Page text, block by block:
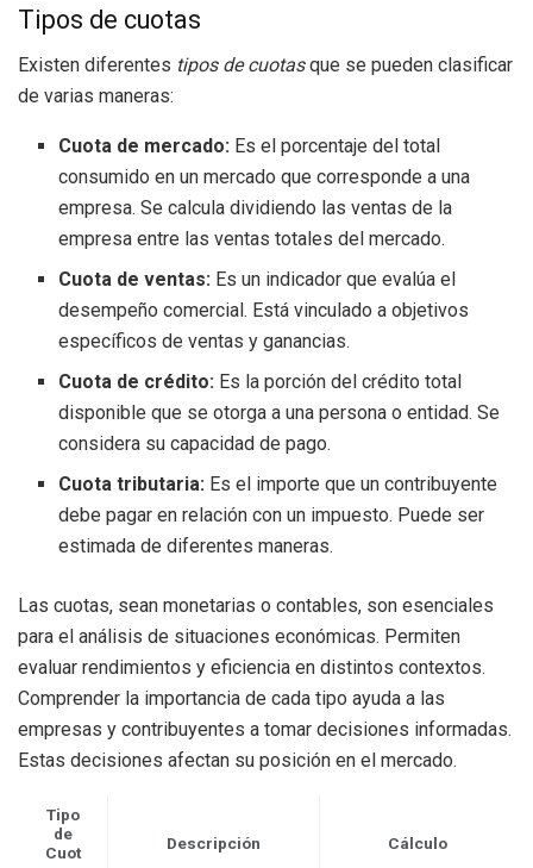
Tipos de cuotas
Existen diferentes tipos de cuotasque se pueden clasificar
de varias maneras:
Cuota de mercado: Es el porcentaje del total
consumido en un mercado que corresponde a una
empresa. Se calcula dividiendo las ventas de la
empresa entre las ventas totales del mercado.
Cuota de ventas: Es un indicador que evalúa el
desempeño comercial. Está vinculado a objetivos
específicos de ventas y ganancias.
Cuota de crédito: Es la porción del crédito total
disponible que se otorga a una persona o entidad. Se
considera su capacidad de pago.
Cuota tributaria: Es el importe que un contribuyente
debe pagar en relación con un impuesto. Puede ser
estimada de diferentes maneras.
Las cuotas, sean monetarias o contables, son esenciales
para el análisis de situaciones económicas. Permiten
evaluar rendimientos y eficiencia en distintos contextos.
Comprender la importancia de cada tipo ayuda a las
empresas y contribuyentes a tomar decisiones informadas.
Estas decisiones afectan su posición en el mercado.
Tipo
de
Cuot
Descripción Cálculo